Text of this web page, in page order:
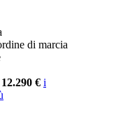
di marcia
€ i